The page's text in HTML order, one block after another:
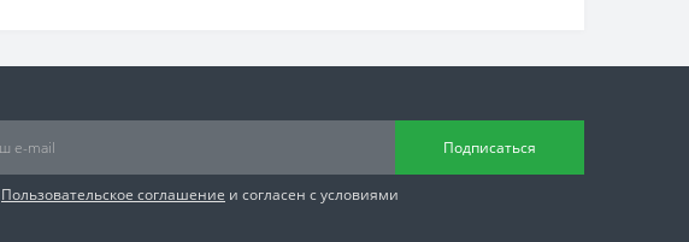
Подписаться
Пользовательское соглашение и согласен с условиями